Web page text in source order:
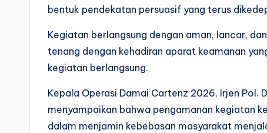
bentuk pendekatan persuasif yang terus
Kegiatan berlangsung dengan aman, lancar,
tenang dengan kehadiran aparat keamanan
kegiatan berlangsung.
Kepala Operasi Damai Cartenz 2026, Irjen Pol.
menyampaikan bahwa pengamanan kegiatan
dalam menjamin kebebasan masyarakat